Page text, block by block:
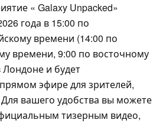
« Galaxy Unpacked»
года в 15:00 по
времени (14:00 по
времени, 9:00 по восточному
и будет
эфире для зрителей,
вашего удобства вы можете
тизерным видео,